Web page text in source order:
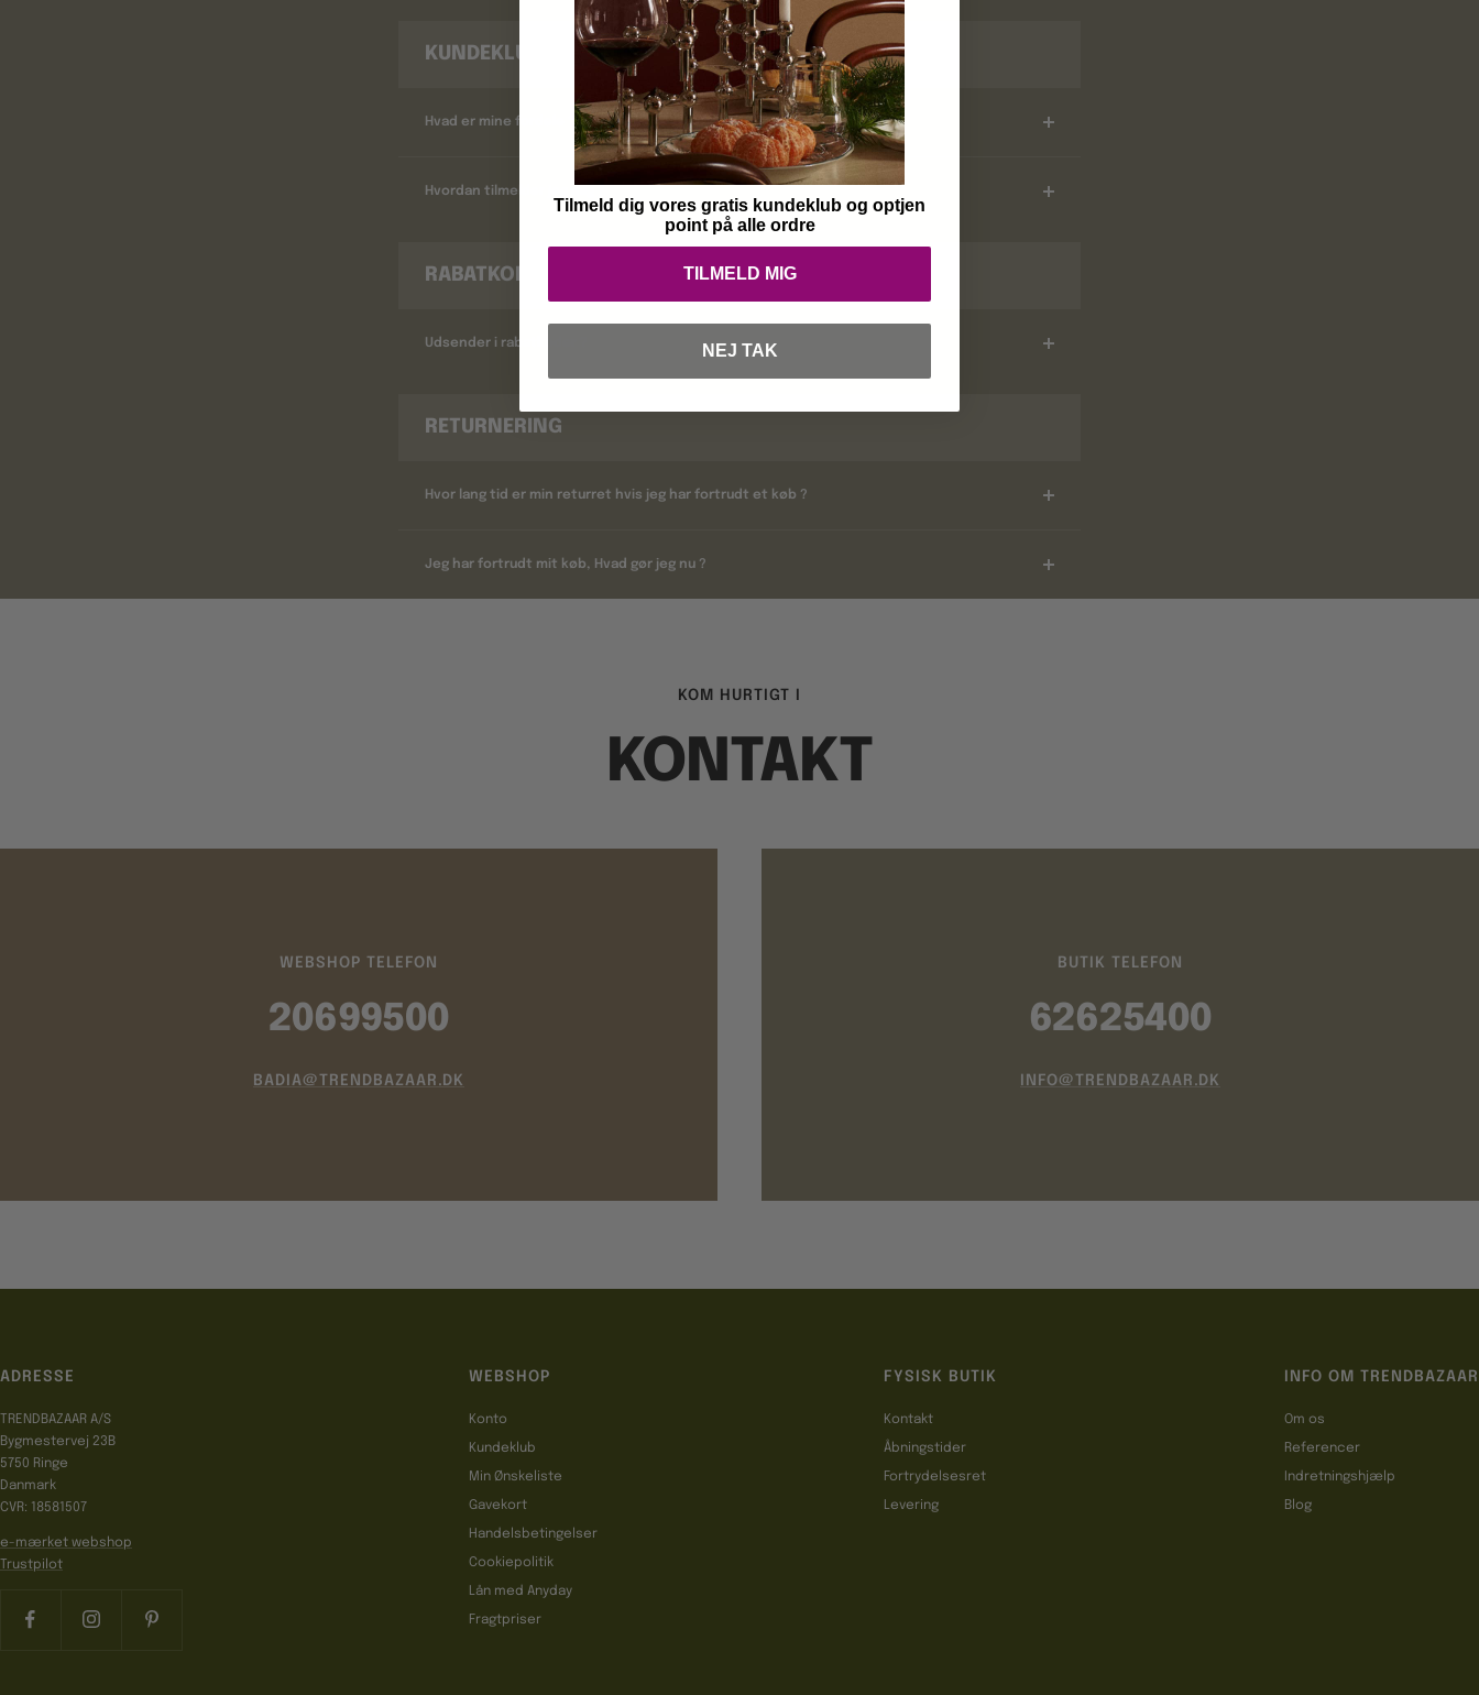
KUNDEKLUB
Hvad er mine fordele ?
Hvordan tilmelder jeg mig ?
RABATKODER
Udsender i rabatkoder ?
RETURNERING
Hvor lang tid er min returret hvis jeg har fortrudt et køb ?
Jeg har fortrudt mit køb, Hvad gør jeg nu ?
KOM HURTIGT I
KONTAKT
WEBSHOP TELEFON
20699500
BADIA@TRENDBAZAAR.DK
BUTIK TELEFON
62625400
INFO@TRENDBAZAAR.DK
ADRESSE
TRENDBAZAAR A/S
Bygmestervej 23B
5750 Ringe
Danmark
CVR: 18581507
e-mærket webshop
Trustpilot
WEBSHOP
Konto
Kundeklub
Min Ønskeliste
Gavekort
Handelsbetingelser
Cookiepolitik
Lån med Anyday
Fragtpriser
FYSISK BUTIK
Kontakt
Åbningstider
Fortrydelsesret
Levering
INFO OM TRENDBAZAAR
Om os
Referencer
Indretningshjælp
Blog
Tilmeld dig vores gratis kundeklub og optjen
point på alle ordre
TILMELD MIG
NEJ TAK